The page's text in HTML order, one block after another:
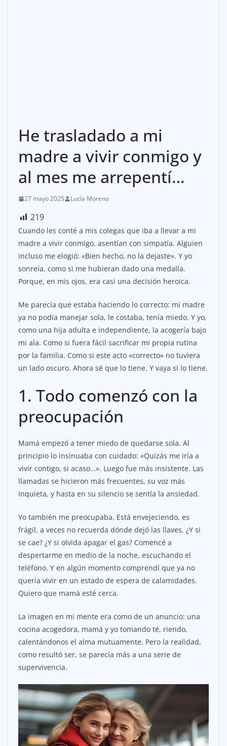
He trasladado a mi
madre a vivir conmigo y
al mes me arrepentí…
27 mayo 2025 Lucía Moreno
219
Cuando les conté a mis colegas que iba a llevar a mi
madre a vivir conmigo, asentían con simpatía. Alguien
incluso me elogió: «Bien hecho, no la dejaste». Y yo
sonreía, como si me hubieran dado una medalla.
Porque, en mis ojos, era casi una decisión heroica.
Me parecía que estaba haciendo lo correcto: mi madre
ya no podía manejar sola, le costaba, tenía miedo. Y yo,
como una hija adulta e independiente, la acogería bajo
mi ala. Como si fuera fácil sacrificar mi propia rutina
por la familia. Como si este acto «correcto» no tuviera
un lado oscuro. Ahora sé que lo tiene. Y vaya si lo tiene.
1. Todo comenzó con la
preocupación
Mamá empezó a tener miedo de quedarse sola. Al
principio lo insinuaba con cuidado: «Quizás me iría a
vivir contigo, si acaso…». Luego fue más insistente. Las
llamadas se hicieron más frecuentes, su voz más
inquieta, y hasta en su silencio se sentía la ansiedad.
Yo también me preocupaba. Está envejeciendo, es
frágil, a veces no recuerda dónde dejó las llaves. ¿Y si
se cae? ¿Y si olvida apagar el gas? Comencé a
despertarme en medio de la noche, escuchando el
teléfono. Y en algún momento comprendí que ya no
quería vivir en un estado de espera de calamidades.
Quiero que mamá esté cerca.
La imagen en mi mente era como de un anuncio: una
cocina acogedora, mamá y yo tomando té, riendo,
calentándonos el alma mutuamente. Pero la realidad,
como resultó ser, se parecía más a una serie de
supervivencia.